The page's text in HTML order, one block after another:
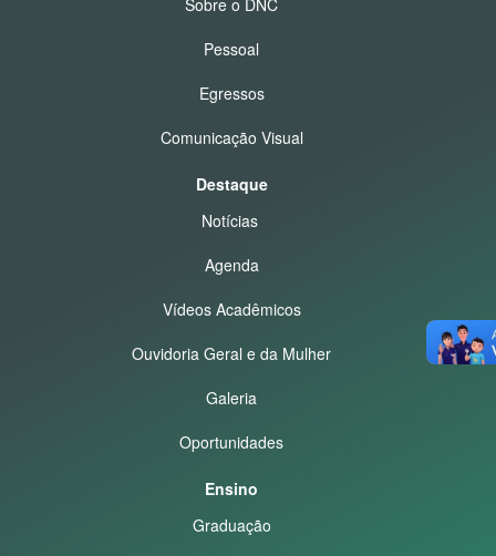
Pessoal
Egressos
Comunicação Visual
Destaque
Notícias
Agenda
Vídeos Acadêmicos
Ouvidoria Geral e da Mulher
Galeria
Oportunidades
Ensino
Graduação